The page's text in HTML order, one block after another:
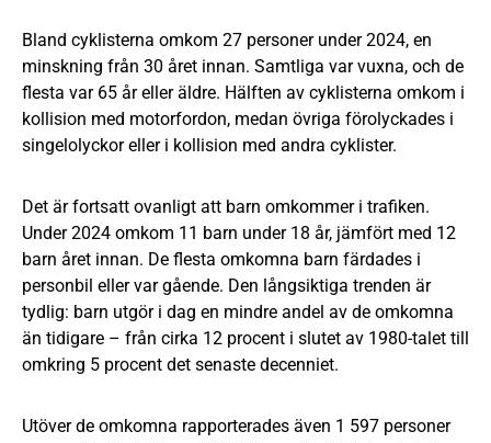
Bland cyklisterna omkom 27 personer under 2024, en
minskning från 30 året innan. Samtliga var vuxna, och de
flesta var 65 år eller äldre. Hälften av cyklisterna omkom i
kollision med motorfordon, medan övriga förolyckades i
singelolyckor eller i kollision med andra cyklister.
Det är fortsatt ovanligt att barn omkommer i trafiken.
Under 2024 omkom 11 barn under 18 år, jämfört med 12
barn året innan. De flesta omkomna barn färdades i
personbil eller var gående. Den långsiktiga trenden är
tydlig: barn utgör i dag en mindre andel av de omkomna
än tidigare – från cirka 12 procent i slutet av 1980-talet till
omkring 5 procent det senaste decenniet.
Utöver de omkomna rapporterades även 1 597 personer